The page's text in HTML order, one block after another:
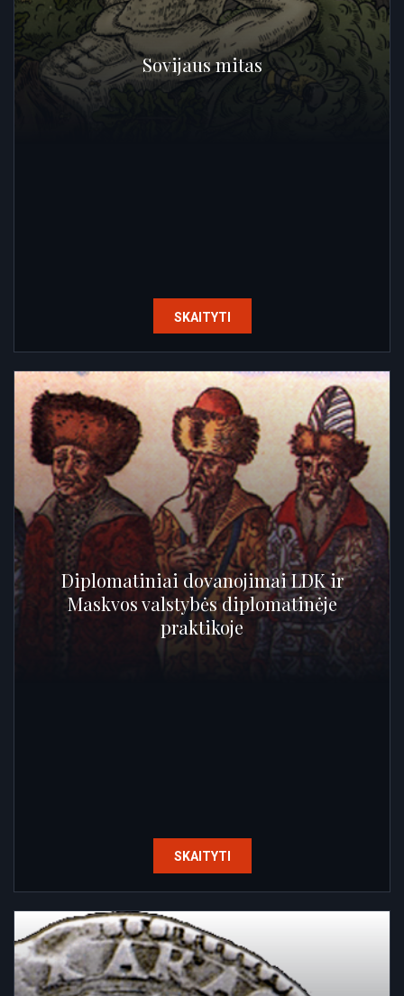
Sovijaus mitas
SKAITYTI
Diplomatiniai dovanojimai LDK ir
Maskvos valstybės diplomatinėje
praktikoje
SKAITYTI